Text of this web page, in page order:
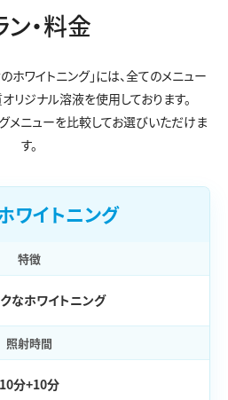
ン・料金
ワイトニング」には、全てのメニュー
ジナル溶液を使用しております。
メニューを比較してお選びいただけま
す。
ワイトニング
特徴
なホワイトニング
照射時間
10分+10分